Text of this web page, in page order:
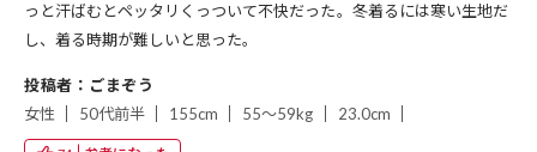
っと汗ばむとペッタリくっついて不快だった。冬着るには寒い生地だ
し、着る時期が難しいと思った。
投稿者：ごまぞう
女性
50代前半 155cm 55～59kg 23.0cm